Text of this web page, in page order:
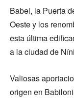
Babel, la Puerta
Oeste y los
esta última
a la ciudad de
Valiosas
origen en